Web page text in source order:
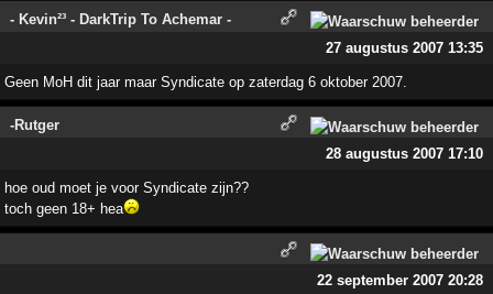
- Kevin²³ - DarkTrip To Achemar -
27 augustus 2007 13:35
Geen MoH dit jaar maar Syndicate op zaterdag 6 oktober 2007.
-Rutger
28 augustus 2007 17:10
hoe oud moet je voor Syndicate zijn??
toch geen 18+ hea
22 september 2007 20:28